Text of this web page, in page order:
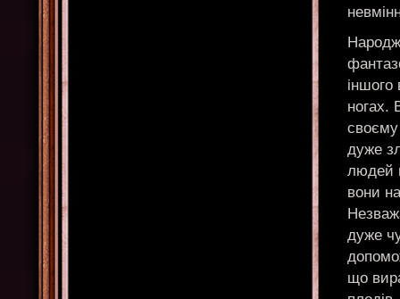
іншого
ногах.
своєму
дуже
людей
вони
дуже
що